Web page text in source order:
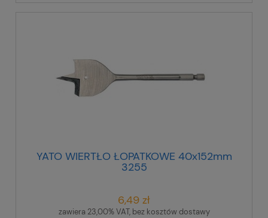
YATO WIERTŁO ŁOPATKOWE 40x152mm
3255
6,49 zł
zawiera 23,00% VAT, bez kosztów dostawy